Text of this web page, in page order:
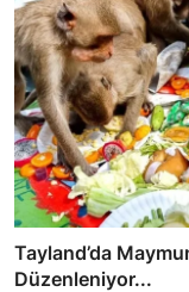
Tayland’da
Düzenleniyor...